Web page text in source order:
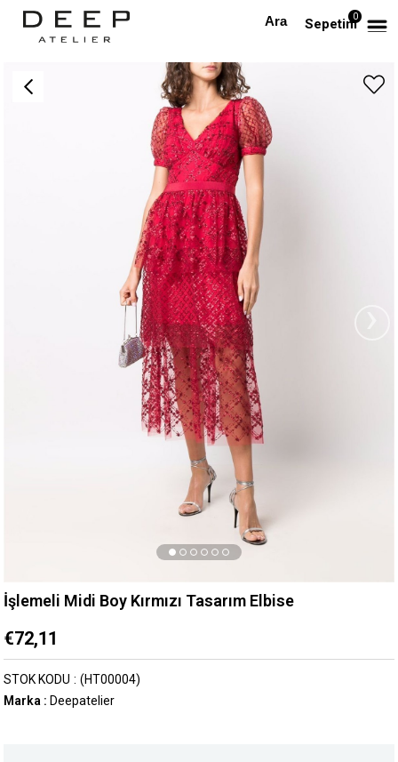
Sepetim0
Anasayfa İşlemeli Midi Boy Kırmızı Tasarım Elbise
İşlemeli Midi Boy Kırmızı Tasarım Elbise
€72,11
(HT00004)
STOK KODU
Marka : Deepatelier